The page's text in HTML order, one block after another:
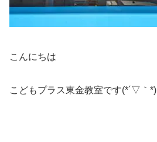
こんにちは
こどもプラス東金教室です(*´▽｀*)